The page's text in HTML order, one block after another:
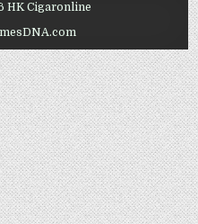
HK Cigaronline